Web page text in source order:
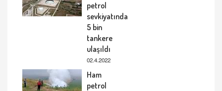
petrol
sevkiyatında
5 bin
tankere
ulaşıldı
02.4.2022
Ham
petrol